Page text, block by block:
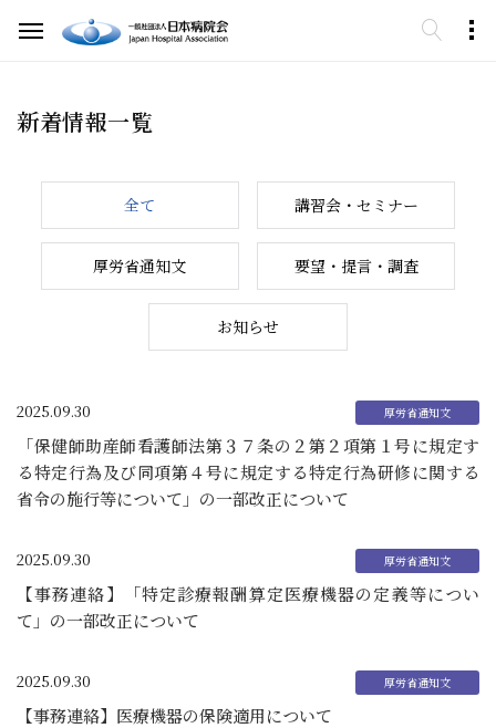
新着情報一覧
全て 講習会・セミナー
厚労省通知文 要望・提言・調査
お知らせ
2025.09.30
「保健師助産師看護師法第３７条の２第２項第１号に規定す
る特定行為及び同項第４号に規定する特定行為研修に関する
省令の施行等について」の一部改正について
2025.09.30
【事務連絡】「特定診療報酬算定医療機器の定義等につい
て」の一部改正について
2025.09.30
【事務連絡】医療機器の保険適用について